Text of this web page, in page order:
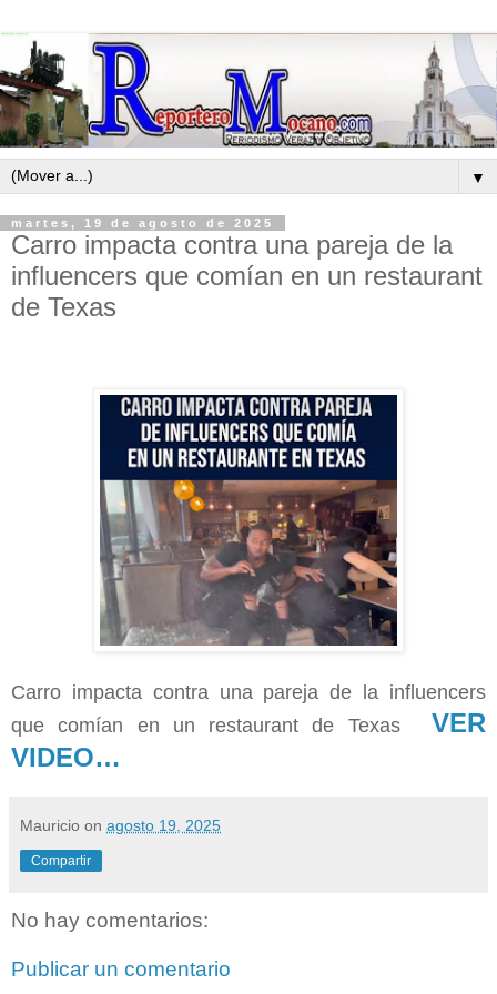
▼
martes, 19 de agosto de 2025
Carro impacta contra una pareja de la
influencers que comían en un restaurant
de Texas
Carro impacta contra una pareja de la influencers
que comían en un restaurant de Texas
VER
VIDEO…
Mauricio on agosto 19, 2025
Compartir
No hay comentarios:
Publicar un comentario